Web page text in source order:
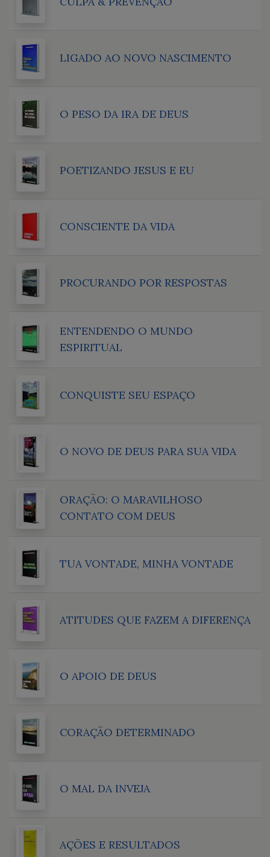
LIGADO AO NOVO NASCIMENTO
O PESO DA IRA DE DEUS
POETIZANDO JESUS E EU
CONSCIENTE DA VIDA
PROCURANDO POR RESPOSTAS
ENTENDENDO O MUNDO
ESPIRITUAL
CONQUISTE SEU ESPAÇO
O NOVO DE DEUS PARA SUA VIDA
ORAÇÃO: O MARAVILHOSO
CONTATO COM DEUS
TUA VONTADE, MINHA VONTADE
ATITUDES QUE FAZEM A DIFERENÇA
O APOIO DE DEUS
CORAÇÃO DETERMINADO
O MAL DA INVEJA
AÇÕES E RESULTADOS